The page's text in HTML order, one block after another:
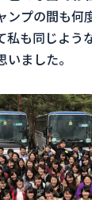
ンプの間も何
私も同じよう
ました。